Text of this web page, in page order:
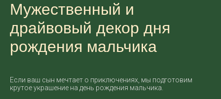
Мужественный и
драйвовый декор дня
рождения мальчика
Если ваш сын мечтает о приключениях, мы подготовим
крутое украшение на день рождения мальчика.